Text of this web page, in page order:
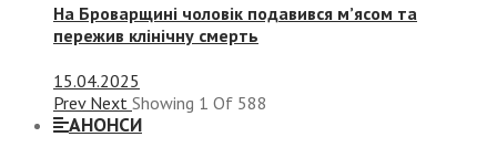
На Броварщині чоловік подавився м’ясом та
пережив клінічну смерть
15.04.2025
Prev Next Showing 1 Of 588
АНОНСИ